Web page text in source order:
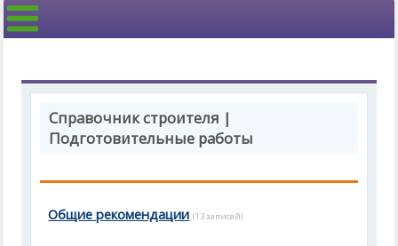
Справочник строителя |
Подготовительные работы
Общие рекомендации (13 записей)